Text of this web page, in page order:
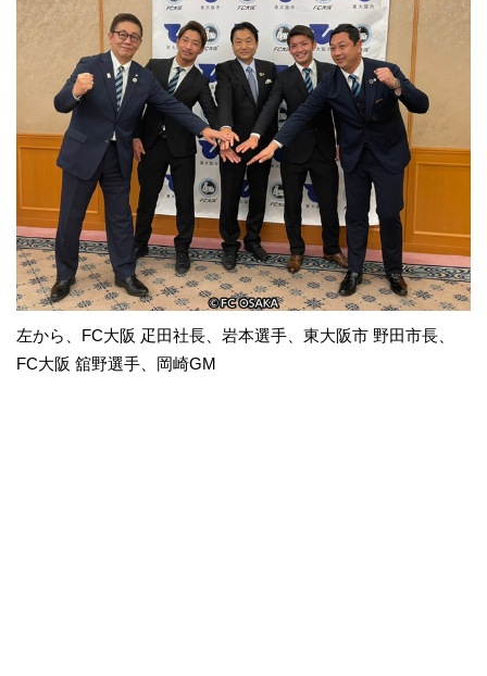
左から、FC大阪 疋田社長、岩本選手、東大阪市 野田市長、
FC大阪 舘野選手、岡崎GM